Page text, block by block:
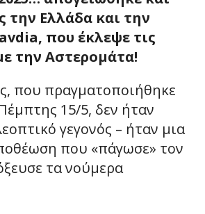
την Ελλάδα και την
που έκλεψε τις
την Αστερομάτα!
που πραγματοποιήθηκε
15/5, δεν ήταν
γεγονός – ήταν μια
που «πάγωσε» τον
τα νούμερα